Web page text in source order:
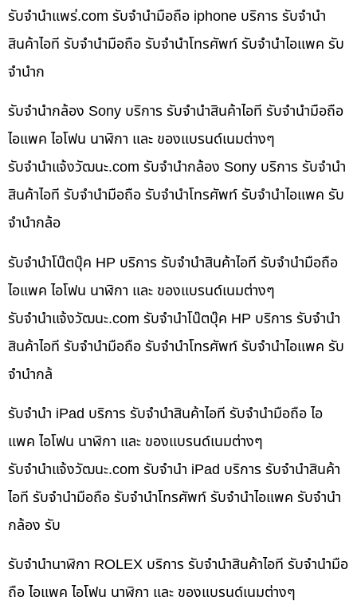
รับจํานําแพร่.com รับจำนำมือถือ iphone บริการ รับจำนำ
สินค้าไอที รับจำนำมือถือ รับจำนำโทรศัพท์ รับจำนำไอแพค รับ
จำนำก
รับจำนำกล้อง Sony บริการ รับจำนำสินค้าไอที รับจำนำมือถือ
ไอแพค ไอโฟน นาฬิกา และ ของแบรนด์เนมต่างๆ
รับจํานําแจ้งวัฒนะ.com รับจำนำกล้อง Sony บริการ รับจำนำ
สินค้าไอที รับจำนำมือถือ รับจำนำโทรศัพท์ รับจำนำไอแพค รับ
จำนำกล้อ
รับจำนำโน๊ตบุ๊ค HP บริการ รับจำนำสินค้าไอที รับจำนำมือถือ
ไอแพค ไอโฟน นาฬิกา และ ของแบรนด์เนมต่างๆ
รับจํานําแจ้งวัฒนะ.com รับจำนำโน๊ตบุ๊ค HP บริการ รับจำนำ
สินค้าไอที รับจำนำมือถือ รับจำนำโทรศัพท์ รับจำนำไอแพค รับ
จำนำกล้
รับจำนำ iPad บริการ รับจำนำสินค้าไอที รับจำนำมือถือ ไอ
แพค ไอโฟน นาฬิกา และ ของแบรนด์เนมต่างๆ
รับจํานําแจ้งวัฒนะ.com รับจำนำ iPad บริการ รับจำนำสินค้า
ไอที รับจำนำมือถือ รับจำนำโทรศัพท์ รับจำนำไอแพค รับจำนำ
กล้อง รับ
รับจำนำนาฬิกา ROLEX บริการ รับจำนำสินค้าไอที รับจำนำมือ
ถือ ไอแพค ไอโฟน นาฬิกา และ ของแบรนด์เนมต่างๆ